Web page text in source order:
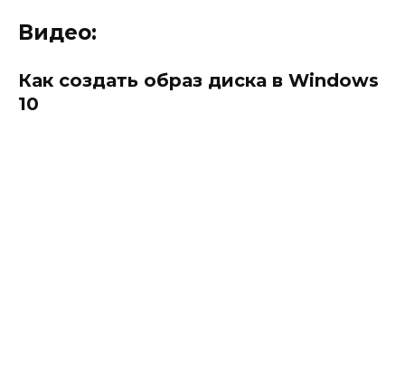
Видео:
Как создать образ диска в Windows
10